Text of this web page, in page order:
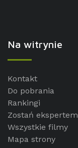
Na witrynie
Kontakt
Do pobrania
Rankingi
Zostań ekspertem
Wszystkie filmy
Mapa strony